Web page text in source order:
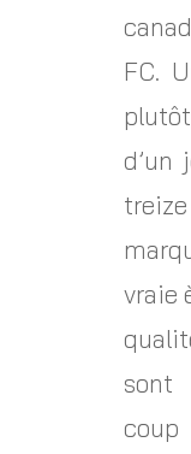
FC.
d’un
vraie
sont